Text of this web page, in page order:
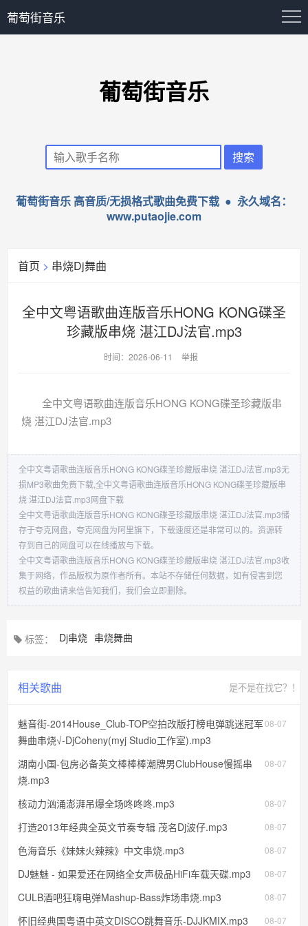
葡萄街音乐
葡萄街音乐
葡萄街音乐 高音质/无损格式歌曲免费下载 ● 永久域名：
www.putaojie.com
首页 > 串烧Dj舞曲
全中文粤语歌曲连版音乐HONG KONG碟圣
珍藏版串烧 湛江DJ法官.mp3
时间：2026-06-11 举报
全中文粤语歌曲连版音乐HONG KONG碟圣珍藏版串
烧 湛江DJ法官.mp3
全中文粤语歌曲连版音乐HONG KONG碟圣珍藏版串烧 湛江DJ法官.mp3无
损MP3歌曲免费下载,全中文粤语歌曲连版音乐HONG KONG碟圣珍藏版串
烧 湛江DJ法官.mp3网盘下载
全中文粤语歌曲连版音乐HONG KONG碟圣珍藏版串烧 湛江DJ法官.mp3储
存于夸克网盘，夸克网盘为阿里旗下，下载速度还是非常可以的。资源转
存到自己的网盘可以在线播放与下载。
全中文粤语歌曲连版音乐HONG KONG碟圣珍藏版串烧 湛江DJ法官.mp3收
集于网络，作品版权为原作者所有。本站不存储任何数据，如有侵害到您
权益的歌曲请来信告知我们，我们会立即删除。
标签： Dj串烧 串烧舞曲
相关歌曲 是不是在找它？！
08-07
魅音街-2014House_Club-TOP空拍改版打榜电弹跳迷冠军
舞曲串烧√-DjCoheny(myj Studio工作室).mp3
08-07
湖南小国-包房必备英文棒棒棒潮牌男ClubHouse慢摇串
烧.mp3
08-07
核动力汹涌澎湃吊爆全场咚咚咚.mp3
08-07
打造2013年经典全英文节奏专辑 茂名Dj波仔.mp3
08-07
色海音乐《妹妹火辣辣》中文串烧.mp3
08-07
DJ魅魅 - 如果爱还在网络全女声极品HiFi车载天碟.mp3
08-07
CULB酒吧狂嗨电弹Mashup-Bass炸场串烧.mp3
08-07
怀旧经典国粤语中英文DISCO跳舞音乐-DJJKMIX.mp3